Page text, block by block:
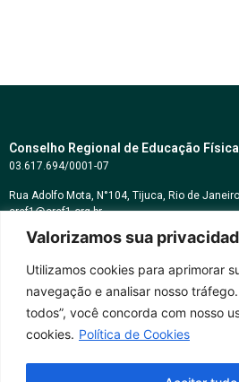
Valorizamos sua
Utilizamos cookies para aprimorar
navegação e analisar nosso
todos”, você concorda com nosso
cookies. Política de Cookies
Conselho Regional de Educação
03.617.694/0001-07
Rua Adolfo Mota, N°104, Tijuca, Rio de
cref1@cref1.org.br
Assessoria de comunicação:
Horários de atendimento:
Whatsapp: (21) 2569-2398